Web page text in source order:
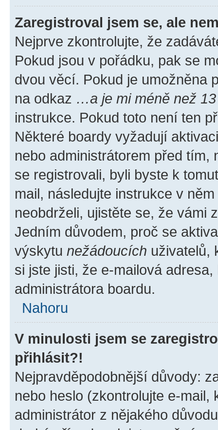
Zaregistroval jsem se, ale
Nejprve zkontrolujte, že
Pokud jsou v pořádku, pak se
dvou věcí. Pokud je umožněna
na odkaz …a je mi méně než
instrukce. Pokud toto není ten
Některé boardy vyžadují
nebo administrátorem před tím,
se registrovali, byli byste k
mail, následujte instrukce v
neobdrželi, ujistěte se, že vámi
Jedním důvodem, proč se
výskytu nežádoucích uživatelů,
si jste jisti, že e-mailová
administrátora boardu.
Nahoru
V minulosti jsem se
přihlásit?!
Nejpravděpodobnější důvody:
nebo heslo (zkontrolujte e-
administrátor z nějakého